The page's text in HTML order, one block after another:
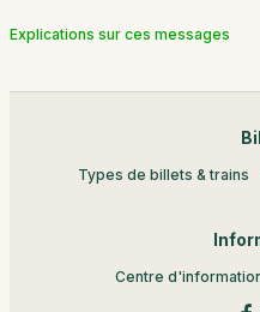
Explications sur ces messages
Types de billets & trains
Centre